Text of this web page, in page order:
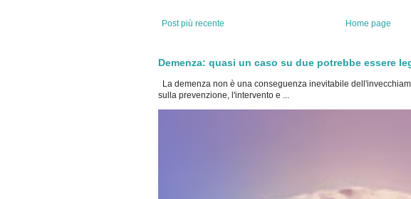
Post più recente Home page
Demenza: quasi un caso su due potrebbe essere
La demenza non è una conseguenza inevitabile
sulla prevenzione, l'intervento e ...